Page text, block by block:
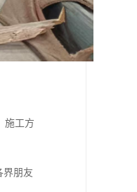
施工方
界朋友